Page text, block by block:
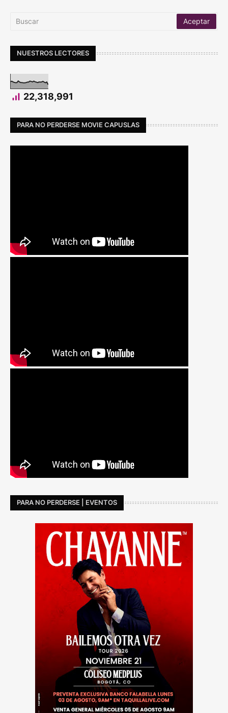
NUESTROS LECTORES
22,318,991
PARA NO PERDERSE MOVIE CAPUSLAS
PARA NO PERDERSE | EVENTOS